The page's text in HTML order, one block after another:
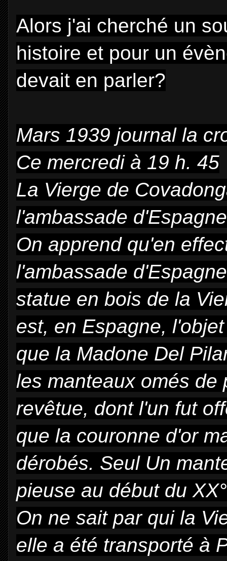
Alors j'ai cherché un
histoire et pour un
devait en parler?
Mars 1939 journal la
Ce mercredi à 19 h. 45
La Vierge de
l'ambassade d'Espagne
On apprend qu'en
l'ambassade
statue en bois de la
est, en Espagne,
que la Madone Del
les manteaux omés
revêtue, dont l'un fut
que la couronne d'or
dérobés. Seul Un
pieuse au début du
On ne sait par qui la
elle a été transporté à